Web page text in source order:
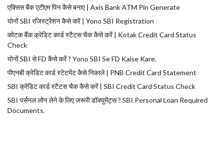
एक्सिस बैंक एटीएम पिन कैसे बनाए | Axis Bank ATM Pin Generate
योनों SBI रजिस्ट्रेशन कैसे करें | Yono SBI Registration
कोटक बैंक क्रेडिट कार्ड स्टैटस चैक कैसे करें | Kotak Credit Card Status
Check
योनों SBI से FD कैसे करें ? Yono SBI Se FD Kaise Kare.
पीएनबी क्रेडिट कार्ड स्टेटमेंट कैसे निकाले | PNB Credit Card Statement
SBI क्रेडिट कार्ड स्टैटस चैक कैसे करें | SBI Credit Card Status Check
SBI पर्सनल लोन लेने के लिए जरूरी डॉक्युमेंट्स ? SBI Personal Loan Required
Documents.